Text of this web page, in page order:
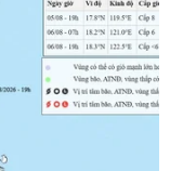
Á